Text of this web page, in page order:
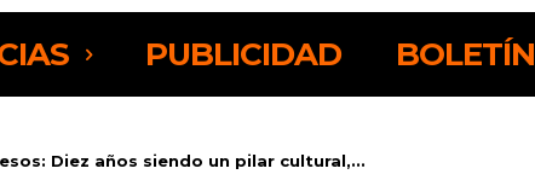
PUBLICIDAD BOLETÍN
Diez años siendo un pilar cultural,...